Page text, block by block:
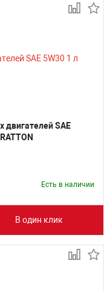
двигателей SAE
Есть в наличии
В один клик